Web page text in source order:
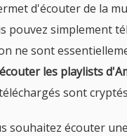
d'écouter de la
pouvez simplement
ne sont
les playlists
sont
souhaitez écouter